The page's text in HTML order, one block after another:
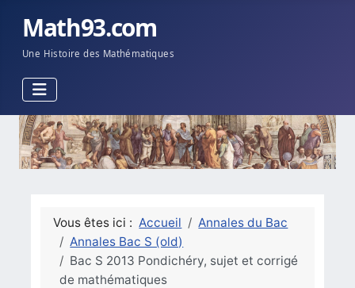
Math93.com
Une Histoire des Mathématiques
Vous êtes ici : Accueil
Annales du Bac
Annales Bac S (old)
Bac S 2013 Pondichéry, sujet et corrigé
de mathématiques